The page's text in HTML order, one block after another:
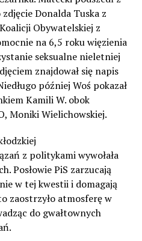
Donalda Tuska z
Obywatelskiej z
na 6,5 roku więzienia
seksualne nieletniej
znajdował się napis
później Woś pokazał
Kamili W. obok
Moniki Wielichowskiej.
z politykami wywołała
Posłowie PiS zarzucają
w tej kwestii i domagają
zaostrzyło atmosferę w
do gwałtownych